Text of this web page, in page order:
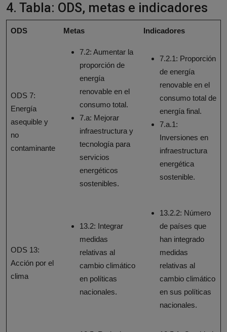
4. Tabla: ODS, metas e indicadores
ODS Metas Indicadores
ODS 7:
Energía
asequible y
no
contaminante
7.2: Aumentar la
proporción de
energía
renovable en el
consumo total.
7.a: Mejorar
infraestructura y
tecnología para
servicios
energéticos
sostenibles.
7.2.1: Proporción
de energía
renovable en el
consumo total de
energía final.
7.a.1:
Inversiones en
infraestructura
energética
sostenible.
ODS 13:
Acción por el
clima
13.2: Integrar
medidas
relativas al
cambio climático
en políticas
nacionales.
13.2.2: Número
de países que
han integrado
medidas
relativas al
cambio climático
en sus políticas
nacionales.